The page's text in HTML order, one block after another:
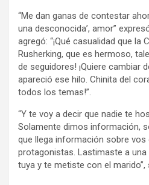
“Me dan ganas de contestar
una desconocida’, amor”
agregó: “¡Qué casualidad que la
Rusherking, que es hermoso,
de seguidores! ¡Quiere cambiar
apareció ese hilo. Chinita del
todos los temas!”.
“Y te voy a decir que nadie te
Solamente dimos información,
que llega información sobre vos
protagonistas. Lastimaste a una
tuya y te metiste con el marido”,